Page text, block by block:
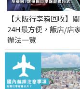
【大阪行李箱回收】
24H最方便，飯店/店
辦法一覽